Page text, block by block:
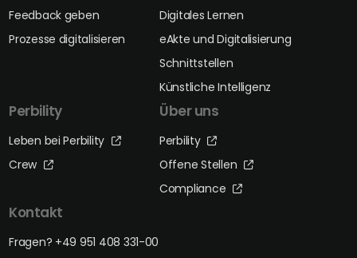
Feedback geben
Prozesse digitalisieren
Digitales Lernen
eAkte und Digitalisierung
Schnittstellen
Künstliche Intelligenz
Perbility
Leben bei Perbility
Crew
Über uns
Perbility
Offene Stellen
Compliance
Kontakt
Fragen? +49 951 408 331-00